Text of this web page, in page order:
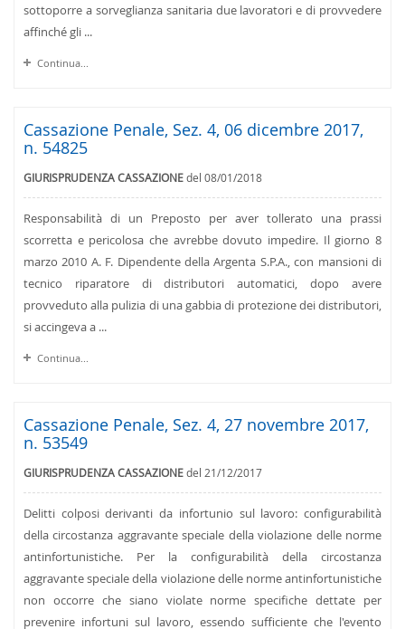
sottoporre a sorveglianza sanitaria due lavoratori e di provvedere
affinché gli ...
Continua...
Cassazione Penale, Sez. 4, 06 dicembre 2017,
n. 54825
GIURISPRUDENZA CASSAZIONEdel 08/01/2018
Responsabilità di un Preposto per aver tollerato una prassi
scorretta e pericolosa che avrebbe dovuto impedire. Il giorno 8
marzo 2010 A. F. Dipendente della Argenta S.P.A., con mansioni di
tecnico riparatore di distributori automatici, dopo avere
provveduto alla pulizia di una gabbia di protezione dei distributori,
si accingeva a ...
Continua...
Cassazione Penale, Sez. 4, 27 novembre 2017,
n. 53549
GIURISPRUDENZA CASSAZIONEdel 21/12/2017
Delitti colposi derivanti da infortunio sul lavoro: configurabilità
della circostanza aggravante speciale della violazione delle norme
antinfortunistiche. Per la configurabilità della circostanza
aggravante speciale della violazione delle norme antinfortunistiche
non occorre che siano violate norme specifiche dettate per
prevenire infortuni sul lavoro, essendo sufficiente che l'evento